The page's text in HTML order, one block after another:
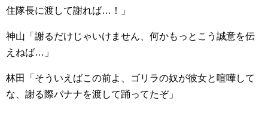
住隊長に渡して謝れば…！」
神山「謝るだけじゃいけません、何かもっとこう誠意を伝
えねば…」
林田「そういえばこの前よ、ゴリラの奴が彼女と喧嘩して
な、謝る際バナナを渡して踊ってたぞ」